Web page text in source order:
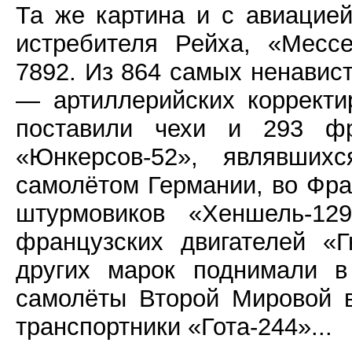
Та же картина и с
истребителя Рейха,
7892. Из 864 самых
— артиллерийских
поставили чехи и 293
«Юнкерсов-52»,
самолётом Германии, во
штурмовиков
французских двигателей
других марок поднимали
самолёты Второй Мировой
транспортники «Гота-244»...